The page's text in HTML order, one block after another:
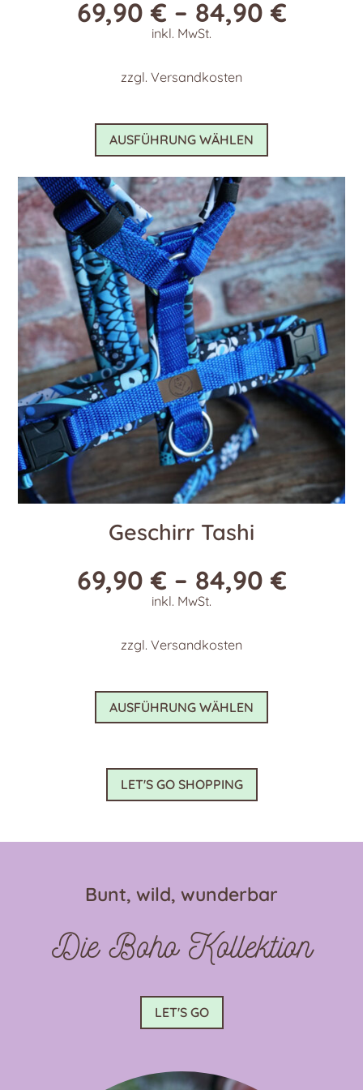
69,90€ – 84,90€
inkl. MwSt.
zzgl. Versandkosten
AUSFÜHRUNG WÄHLEN
Dieses
weist
mehrere
Varianten
auf.
Die
Optionen
können
auf
der
Produktseite
gewählt
werden
Geschirr Tashi
69,90€ – 84,90€
inkl. MwSt.
zzgl. Versandkosten
AUSFÜHRUNG WÄHLEN
Dieses
weist
der
gewählt
werden
LET'S GO SHOPPING
Bunt, wild, wunderbar
Die Boho Kollektion
LET'S GO